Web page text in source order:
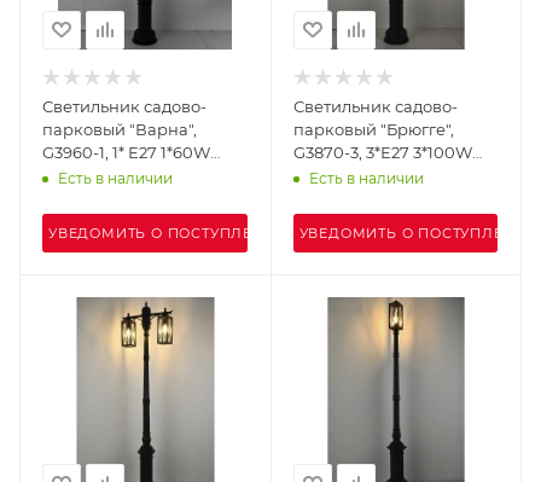
Светильник садово-
парковый "Варна",
G3960-1, 1* Е27 1*60W
IP44 h=2.45m, black+
Есть в наличии
УВЕДОМИТЬ О ПОСТУПЛЕНИИ
Светильник садово-
парковый "Брюгге",
G3870-3, 3*Е27 3*100W
IP44 h=2.53м, Red wood
Есть в наличии
УВЕДОМИТЬ О ПОСТУПЛЕНИИ